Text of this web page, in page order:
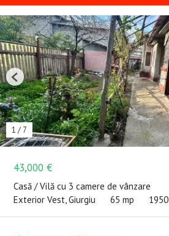
43,000 €
Casă / Vilă cu 3 camere de vânzare
Exterior Vest, Giurgiu
65 mp 1950
1 / 7
Previous